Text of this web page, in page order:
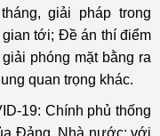
giải pháp trong
tới; Đề án thí điểm
phóng mặt bằng ra
quan trọng khác.
19: Chính phủ thống